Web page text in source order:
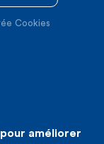
Cookies
: Expansionaméliorer